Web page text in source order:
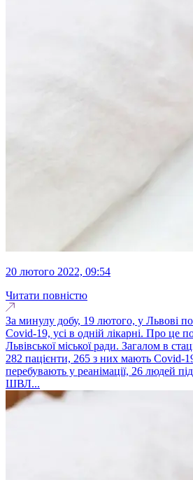
20 лютого 2022, 09:54
Читати повністю
За минулу добу, 19 лютого, у Львові
Covid-19, усі в одній лікарні. Про це
Львівської міської ради. Загалом в
282 пацієнти, 265 з них мають Covid-
перебувають у реанімації, 26 людей
ШВЛ...